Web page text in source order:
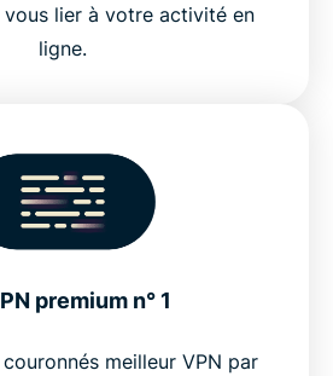
lier à votre activité en
ligne.
premium n° 1
meilleur VPN par